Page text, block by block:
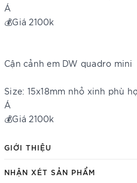
Á
💰Giá 2100k
Cận cảnh em DW quadro mini
Size: 15x18mm nhỏ xinh phù
Á
💰Giá 2100k
GIỚI THIỆU
NHẬN XÉT SẢN PHẨM